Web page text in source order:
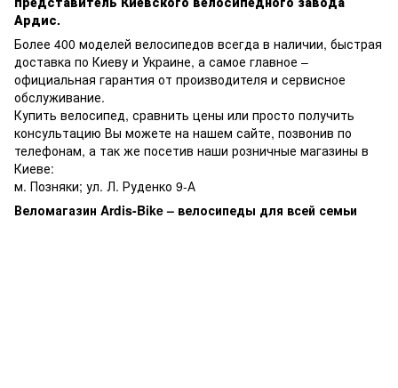
Ардис.
Более 400 моделей велосипедов всегда в наличии, быстрая
доставка по Киеву и Украине, а самое главное –
официальная гарантия от производителя и сервисное
обслуживание.
Купить велосипед, сравнить цены или просто получить
консультацию Вы можете на нашем сайте, позвонив по
телефонам, а так же посетив наши розничные магазины в
Киеве:
м. Позняки; ул. Л. Руденко 9-А
Веломагазин Ardis-Bike – велосипеды для всей семьи